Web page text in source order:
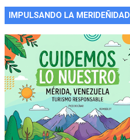
IMPULSANDO LA MERIDEÑIDAD